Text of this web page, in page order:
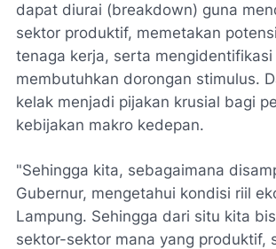
dapat diurai (breakdown) guna
sektor produktif, memetakan
tenaga kerja, serta mengidentifikasi
membutuhkan dorongan stimulus.
kelak menjadi pijakan krusial bagi
kebijakan makro kedepan.
​"Sehingga kita, sebagaimana
Gubernur, mengetahui kondisi riil
Lampung. Sehingga dari situ kita
sektor-sektor mana yang produktif,